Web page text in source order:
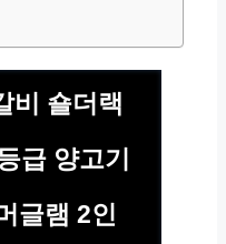
비 숄더랙
급 양고기
글램 2인